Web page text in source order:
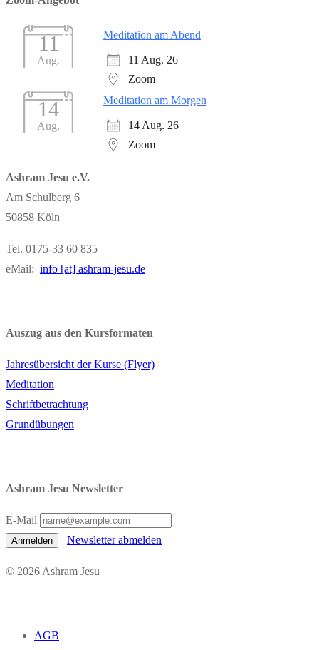
11
Aug.
Meditation am Abend
11 Aug. 26
Zoom
14
Aug.
Meditation am Morgen
14 Aug. 26
Zoom
Ashram Jesu e.V.
Am Schulberg 6
50858 Köln
Tel. 0175-33 60 835
eMail: info [at] ashram-jesu.de
Auszug aus den Kursformaten
Jahresübersicht der Kurse (Flyer)
Meditation
Schriftbetrachtung
Grundübungen
Ashram Jesu Newsletter
E-Mail
Anmelden Newsletter abmelden
© 2026 Ashram Jesu
AGB